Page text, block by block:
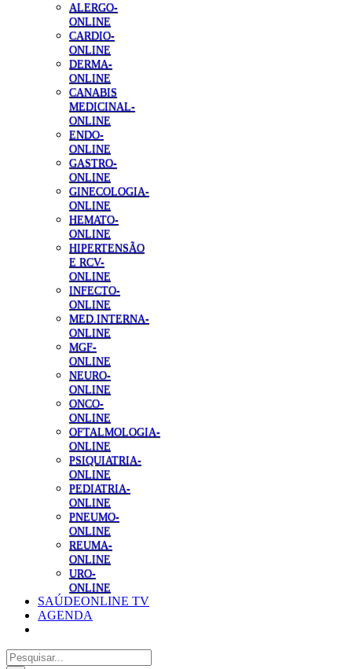
ALERGO-
ONLINE
CARDIO-
ONLINE
DERMA-
ONLINE
CANABIS
MEDICINAL-
ONLINE
ENDO-
ONLINE
GASTRO-
ONLINE
GINECOLOGIA-
ONLINE
HEMATO-
ONLINE
HIPERTENSÃO
E RCV-
ONLINE
INFECTO-
ONLINE
MED.INTERNA-
ONLINE
MGF-
ONLINE
NEURO-
ONLINE
ONCO-
ONLINE
OFTALMOLOGIA-
ONLINE
PSIQUIATRIA-
ONLINE
PEDIATRIA-
ONLINE
PNEUMO-
ONLINE
REUMA-
ONLINE
URO-
ONLINE
SAÚDEONLINE TV
AGENDA
Pesquisar